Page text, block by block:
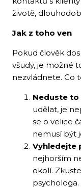
životě,
Jak z toho ven
Pokud člověk
všudy, je možné
nezvládnete. Co
Neduste to
udělat, je
se o velice
nemusí být
Vyhledejte
nejhorším
okolí.